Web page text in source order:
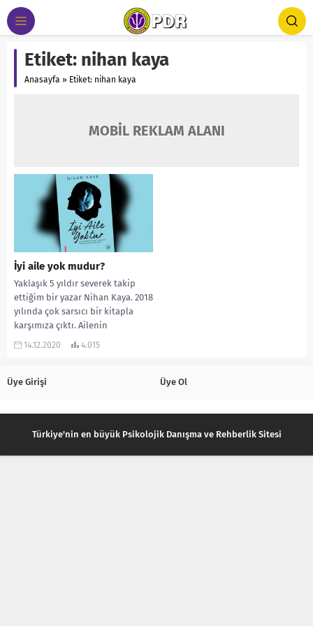
Etiket: nihan kaya
Anasayfa » Etiket: nihan kaya
MOBİL REKLAM ALANI
İyi aile yok mudur?
Yaklaşık 5 yıldır severek takip
ettiğim bir yazar Nihan Kaya. 2018
yılında çok sarsıcı bir kitapla
karşımıza çıktı. Ailenin
toplumun...
14.12.2020 4.015
Üye Girişi Üye Ol
Türkiye'nin en büyük Psikolojik Danışma ve Rehberlik Sitesi